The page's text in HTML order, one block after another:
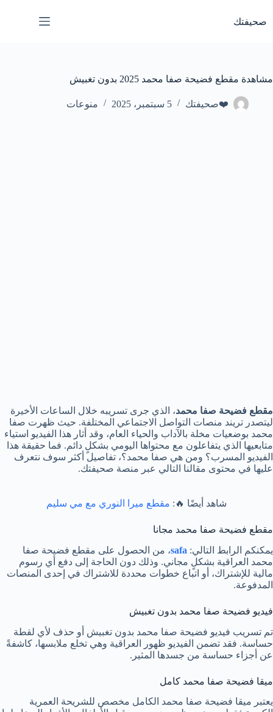
المحتوى
صحيفتك
مشاهدة مقطع فضيحة صفا محمد 2025 بدون تغبيش
❤️صحيفتك 5 سبتمبر، 2025 منوعات
مقطع فضيحة صفا محمد، الذي جرى تسريبه خلال الساعات الأخيرة
ليتصدر تريند منصات التواصل الاجتماعي المختلفة. حيث ظهرت صفا
محمد بوضعيات مخلة بالآداب والحياء العام، وقد أثار هذا الفيديو استياء
متابعيها الذي يتفاعلون مع محتواها اليومي بشكلٍ دائم. فما حقيقة هذا
الفيديو المسرب؟ ومن هي صفا محمد؟، تفاصيل أكثر سوف نتعرف
عليها في محتوى مقالنا التالي عبر منصة صحيفتك.
شاهد أيضًا 🔥: مقطع ميرا النوري مع مي سليم
مقطع فضيحة صفا محمد مجانا
يمكنكم الرابط التالي: safa، من الحصول على مقطع فضيحة صفا
محمد العراقية بشكلٍ مجاني. وذلك دون الحاجة إلى دفع أي رسوم
مالية للإشتراك، أو اتباع خطوات محددة للاشتراك في إحدى المنصات
المدفوعة.
فيديو فضيحة صفا محمد بدون تغبيش
تم تسريب فيديو فضيحة صفا محمد بدون تغبيش أو حذف لأي لقطة
حساسة. فقد تضمن الفيديو ظهور العراقية وهي تخلع ملابسها، كاشفةً
عن أجزاء حساسة من جسدها المثير.
ميقا فضيحة صفا محمد كامل
يعتبر ميقا فضيحة صفا محمد الكامل مخصص للشريحة العمرية